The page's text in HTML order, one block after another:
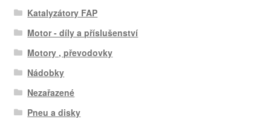
Katalyzátory FAP
Motor - díly a příslušenství
Motory , převodovky
Nádobky
Nezařazené
Pneu a disky